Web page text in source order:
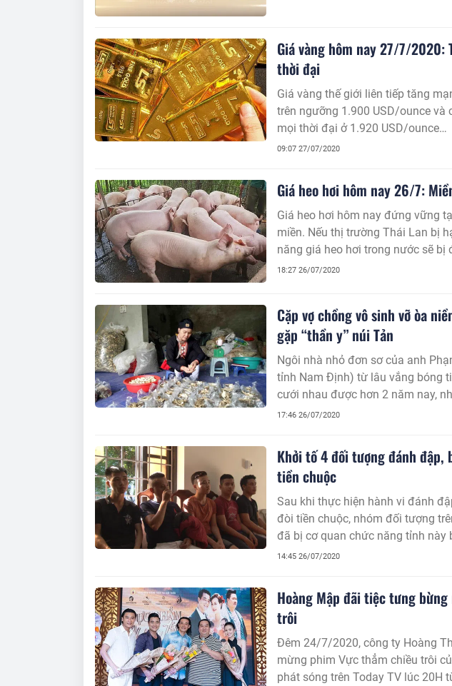
Giá vàng hôm nay 27/7/2020:
thời đại
Giá vàng thế giới liên tiếp tăng
trên ngưỡng 1.900 USD/ounce
mọi thời đại ở 1.920 USD/ounce…
09:07 27/07/2020
Giá heo hơi hôm nay 26/7:
Giá heo hơi hôm nay đứng vững
miền. Nếu thị trường Thái Lan bị
năng giá heo hơi trong nước sẽ bị
18:27 26/07/2020
Cặp vợ chồng vô sinh vỡ òa
gặp “thần y” núi Tản
Ngôi nhà nhỏ đơn sơ của anh
tỉnh Nam Định) từ lâu vắng bóng
cưới nhau được hơn 2 năm nay,
tin vui. Cho tới một ngày…
17:46 26/07/2020
Khởi tố 4 đối tượng đánh đập,
tiền chuộc
Sau khi thực hiện hành vi đánh
đòi tiền chuộc, nhóm đối tượng
đã bị cơ quan chức năng tỉnh này
14:45 26/07/2020
Hoàng Mập đãi tiệc tưng
trôi
Đêm 24/7/2020, công ty Hoàng
mừng phim Vực thẳm chiều trôi
phát sóng trên Today TV lúc 20H